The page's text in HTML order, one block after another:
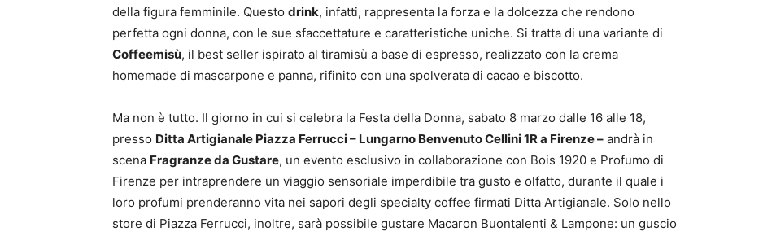
della figura femminile. Questo drink, infatti, rappresenta la forza e la dolcezza che rendono
perfetta ogni donna, con le sue sfaccettature e caratteristiche uniche. Si tratta di una variante di
Coffeemisù, il best seller ispirato al tiramisù a base di espresso, realizzato con la crema
homemade di mascarpone e panna, rifinito con una spolverata di cacao e biscotto.
Ma non è tutto. Il giorno in cui si celebra la Festa della Donna, sabato 8 marzo dalle 16 alle 18,
presso Ditta Artigianale Piazza Ferrucci – Lungarno Benvenuto Cellini 1R a Firenze – andrà in
scena Fragranze da Gustare, un evento esclusivo in collaborazione con Bois 1920 e Profumo di
Firenze per intraprendere un viaggio sensoriale imperdibile tra gusto e olfatto, durante il quale i
loro profumi prenderanno vita nei sapori degli specialty coffee firmati Ditta Artigianale. Solo nello
store di Piazza Ferrucci, inoltre, sarà possibile gustare Macaron Buontalenti & Lampone: un guscio